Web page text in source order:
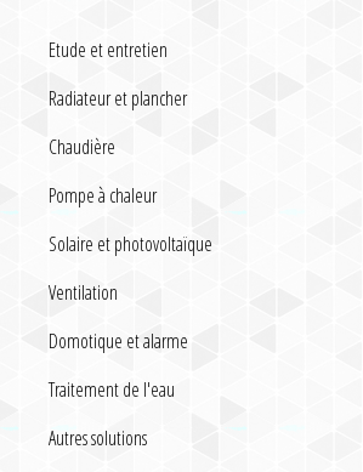
Etude et entretien
Radiateur et plancher
Chaudière
Pompe à chaleur
Solaire et photovoltaïque
Ventilation
Domotique et alarme
Traitement de l'eau
Autres solutions